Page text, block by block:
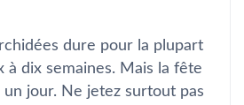
dure pour la plupart
à dix semaines. Mais la fête
jour. Ne jetez surtout pas